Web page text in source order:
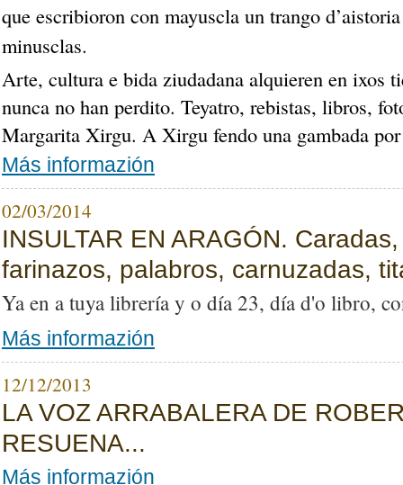
que escribioron con mayuscla un trango
minusclas.
Arte, cultura e bida ziudadana alquieren en ixos
nunca no han perdito. Teyatro, rebistas, libros,
Margarita Xirgu. A Xirgu fendo una gambada
Más informazión
02/03/2014
INSULTAR EN ARAGÓN.
farinazos, palabros, carnuzadas,
Ya en a tuya librería y o día 23, día d'o libro,
Más informazión
12/12/2013
LA VOZ ARRABALERA DE
RESUENA...
Más informazión